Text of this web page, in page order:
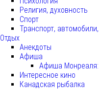
Религия, духовность
Спорт
Транспорт,
Отдых
Анекдоты
Афиша
Афиша Монреаля:
Интересное кино
Канадская рыбалка